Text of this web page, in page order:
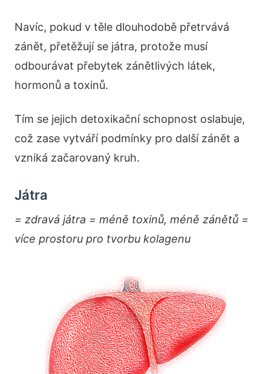
Navíc, pokud v těle dlouhodobě přetrvává
zánět, přetěžují se játra, protože musí
odbourávat přebytek zánětlivých látek,
hormonů a toxinů.
Tím se jejich detoxikační schopnost oslabuje,
což zase vytváří podmínky pro další zánět a
vzniká začarovaný kruh.
Játra
= zdravá játra = méně toxinů, méně zánětů =
více prostoru pro tvorbu kolagenu